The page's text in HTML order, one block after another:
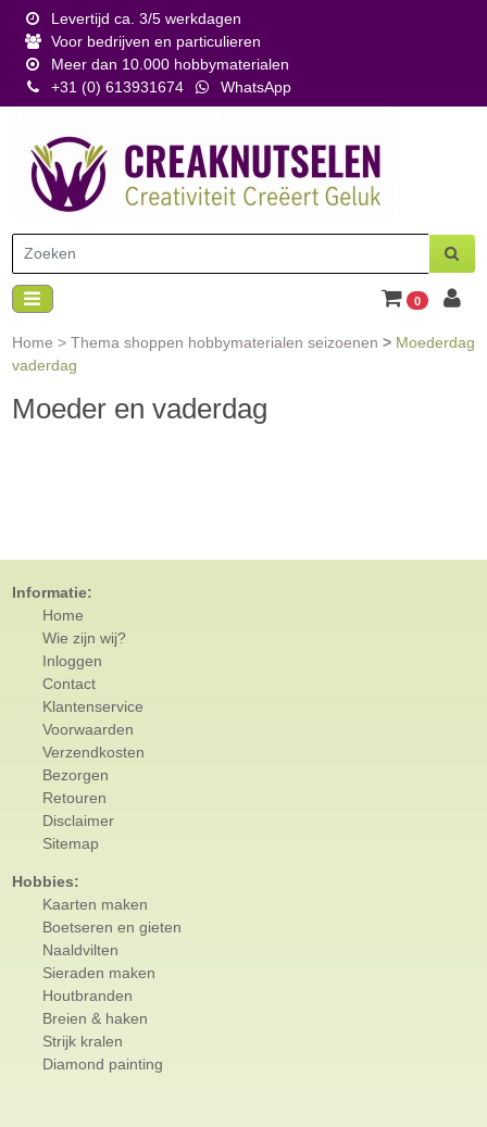
Levertijd ca. 3/5 werkdagen
Voor bedrijven en particulieren
Meer dan 10.000 hobbymaterialen
+31 (0) 613931674
WhatsApp
0
Home > Thema shoppen hobbymaterialen seizoenen > Moederdag
vaderdag
Moeder en vaderdag
Informatie:
Home
Wie zijn wij?
Inloggen
Contact
Klantenservice
Voorwaarden
Verzendkosten
Bezorgen
Retouren
Disclaimer
Sitemap
Hobbies:
Kaarten maken
Boetseren en gieten
Naaldvilten
Sieraden maken
Houtbranden
Breien & haken
Strijk kralen
Diamond painting